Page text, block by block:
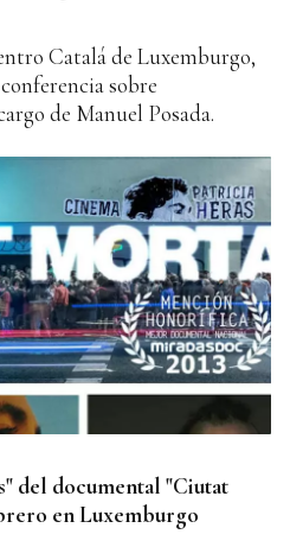
Catalá de Luxemburgo,
sobre
de Manuel Posada.
del documental "Ciutat
en Luxemburgo